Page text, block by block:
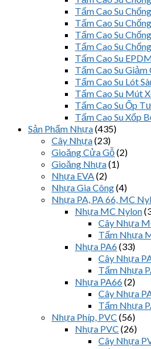
Tấm Cao Su
Tấm Cao Su
Tấm Cao Su
Tấm Cao Su
Tấm Cao Su
Tấm Cao Su Giảm
Tấm Cao Su Lót
Tấm Cao Su Mút
Tấm Cao Su Ốp
Tấm Cao Su Xốp
Sản Phẩm Nhựa(435)
Cây Nhựa(23)
Gioăng Cửa Gỗ(2)
Gioăng Nhựa(1)
Nhựa EVA(2)
Nhựa Gia Công(4)
Nhựa PA, PA 66, MC
Nhựa MC Nylon
Cây Nhựa
Tấm Nhựa
Nhựa PA6(33)
Cây Nhựa
Tấm Nhựa
Nhựa PA66(2)
Cây Nhựa
Tấm Nhựa
Nhựa Phíp, PVC (56)
Nhựa PVC (26)
Cây Nhựa